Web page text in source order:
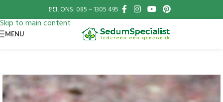
Skip to navigation
Skip to main content
BEL ONS: 085 – 1305 495
MENU